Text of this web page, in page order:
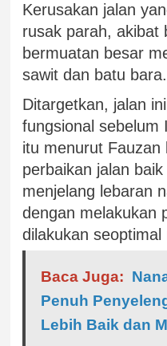
Kerusakan jalan
rusak parah, akibat
bermuatan besar
sawit dan batu bara.
Ditargetkan, jalan
fungsional sebelum
itu menurut Fauzan
perbaikan jalan
menjelang lebaran
dengan melakukan
dilakukan seoptimal
Baca Juga:
Penuh
Lebih Baik dan